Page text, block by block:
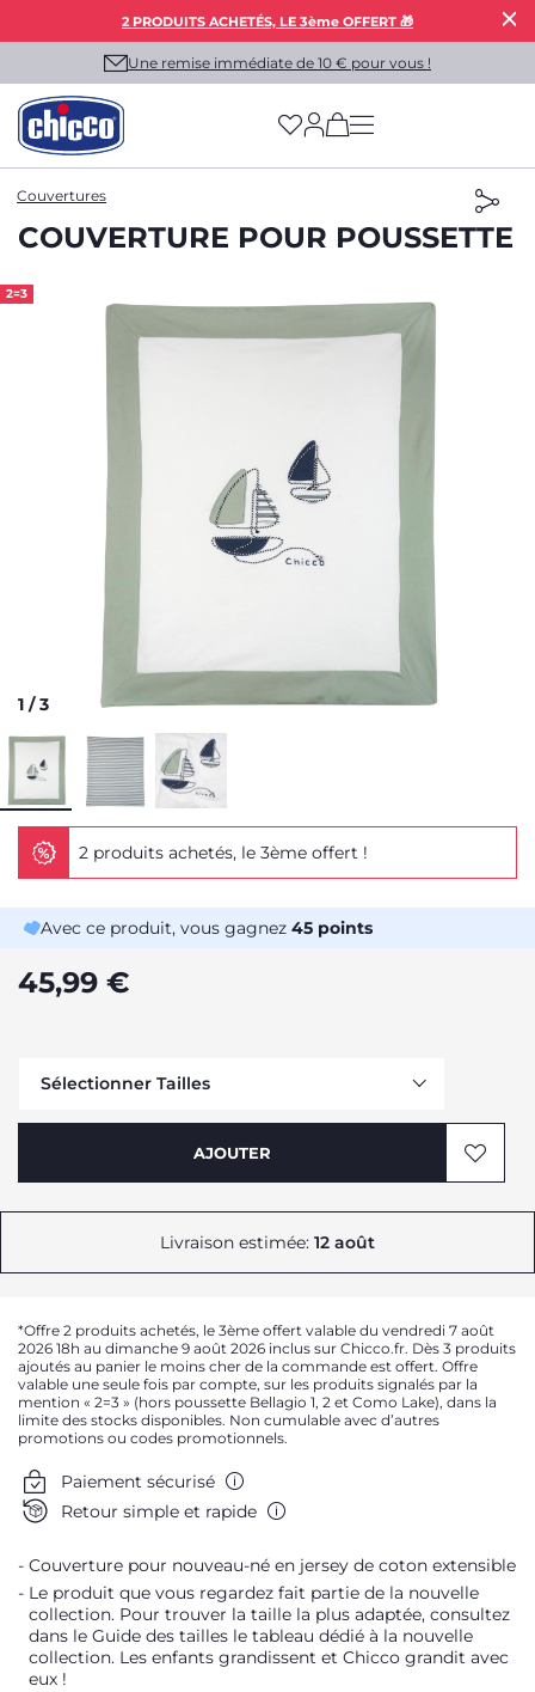
2 PRODUITS ACHETÉS, LE 3ème OFFERT 🎁
Une remise immédiate de 10 € pour vous !
(has more options
Couvertures
COUVERTURE POUR POUSSETTE
2=3
1 /3
2 produits achetés, le 3ème offert !
Avec ce produit, vous gagnez 45 points
45,99 €
Sélectionner Tailles
AJOUTER
Livraison estimée: 12 août
*Offre 2 produits achetés, le 3ème offert valable du vendredi 7 août
2026 18h au dimanche 9 août 2026 inclus sur Chicco.fr. Dès 3 produits
ajoutés au panier le moins cher de la commande est offert. Offre
valable une seule fois par compte, sur les produits signalés par la
mention « 2=3 » (hors poussette Bellagio 1, 2 et Como Lake), dans la
limite des stocks disponibles. Non cumulable avec d’autres
promotions ou codes promotionnels.
Paiement sécurisé
Retour simple et rapide
Couverture pour nouveau-né en jersey de coton extensible
Le produit que vous regardez fait partie de la nouvelle
collection. Pour trouver la taille la plus adaptée, consultez
dans le Guide des tailles le tableau dédié à la nouvelle
collection. Les enfants grandissent et Chicco grandit avec
eux !